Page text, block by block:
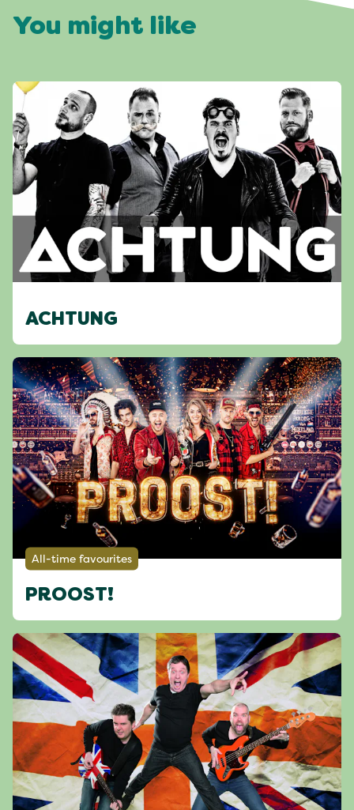
You might like
ACHTUNG
All-time favourites
PROOST!